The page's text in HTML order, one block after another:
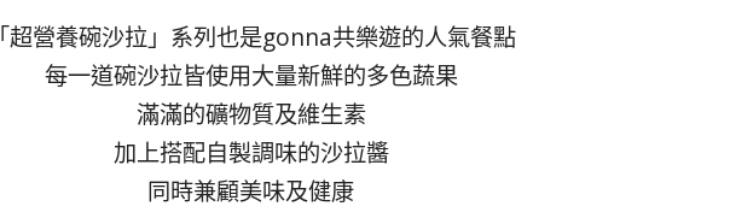
「超營養碗沙拉」系列也是gonna共樂遊的人氣餐點
每一道碗沙拉皆使用大量新鮮的多色蔬果
滿滿的礦物質及維生素
加上搭配自製調味的沙拉醬
同時兼顧美味及健康